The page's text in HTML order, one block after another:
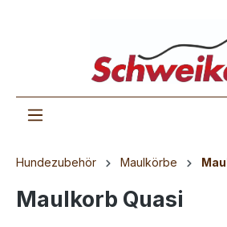
Hundezubehör Maulkörbe
Maulkorb Quasi